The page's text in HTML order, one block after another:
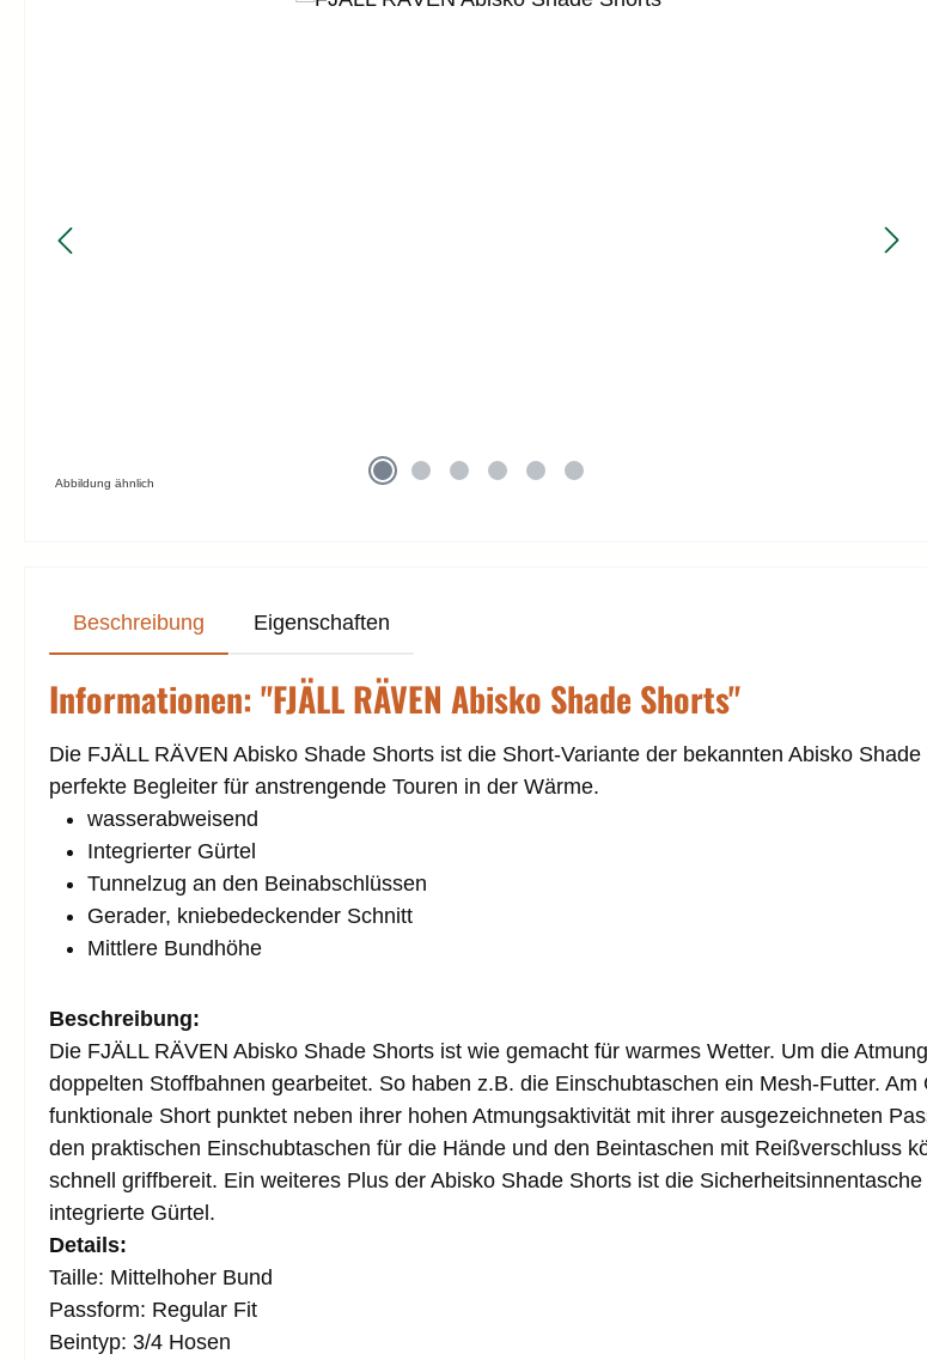
Abbildung ähnlich
Beschreibung Eigenschaften
Informationen: "FJÄLL RÄVEN Abisko Shade Shorts"
Die FJÄLL RÄVEN Abisko Shade Shorts ist die Short-Variante der bekannten Abisko
perfekte Begleiter für anstrengende Touren in der Wärme.
wasserabweisend
Integrierter Gürtel
Tunnelzug an den Beinabschlüssen
Gerader, kniebedeckender Schnitt
Mittlere Bundhöhe
Beschreibung:
Die FJÄLL RÄVEN Abisko Shade Shorts ist wie gemacht für warmes Wetter. Um die
doppelten Stoffbahnen gearbeitet. So haben z.B. die Einschubtaschen ein Mesh-Futter.
funktionale Short punktet neben ihrer hohen Atmungsaktivität mit ihrer ausgezeichneten
den praktischen Einschubtaschen für die Hände und den Beintaschen mit Reißverschluss
schnell griffbereit. Ein weiteres Plus der Abisko Shade Shorts ist die
integrierte Gürtel.
Details:
Taille: Mittelhoher Bund
Passform: Regular Fit
Beintyp: 3/4 Hosen